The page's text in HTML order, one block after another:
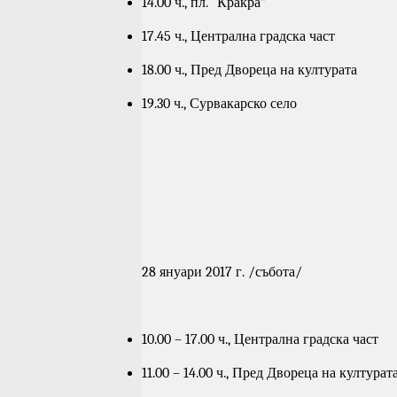
17.45 ч., Централна градска част
18.00 ч., Пред Двореца на културата
19.30 ч., Сурвакарско село
28 януари 2017 г. /събота/
10.00 – 17.00 ч., Централна градска част
11.00 – 14.00 ч., Пред Двореца на